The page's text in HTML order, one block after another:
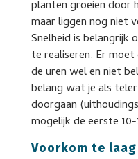
planten groeien door
maar liggen nog niet
Snelheid is belangrijk
te realiseren. Er
de uren wel en niet
belang wat je als
doorgaan
mogelijk de eerste
Voorkom te